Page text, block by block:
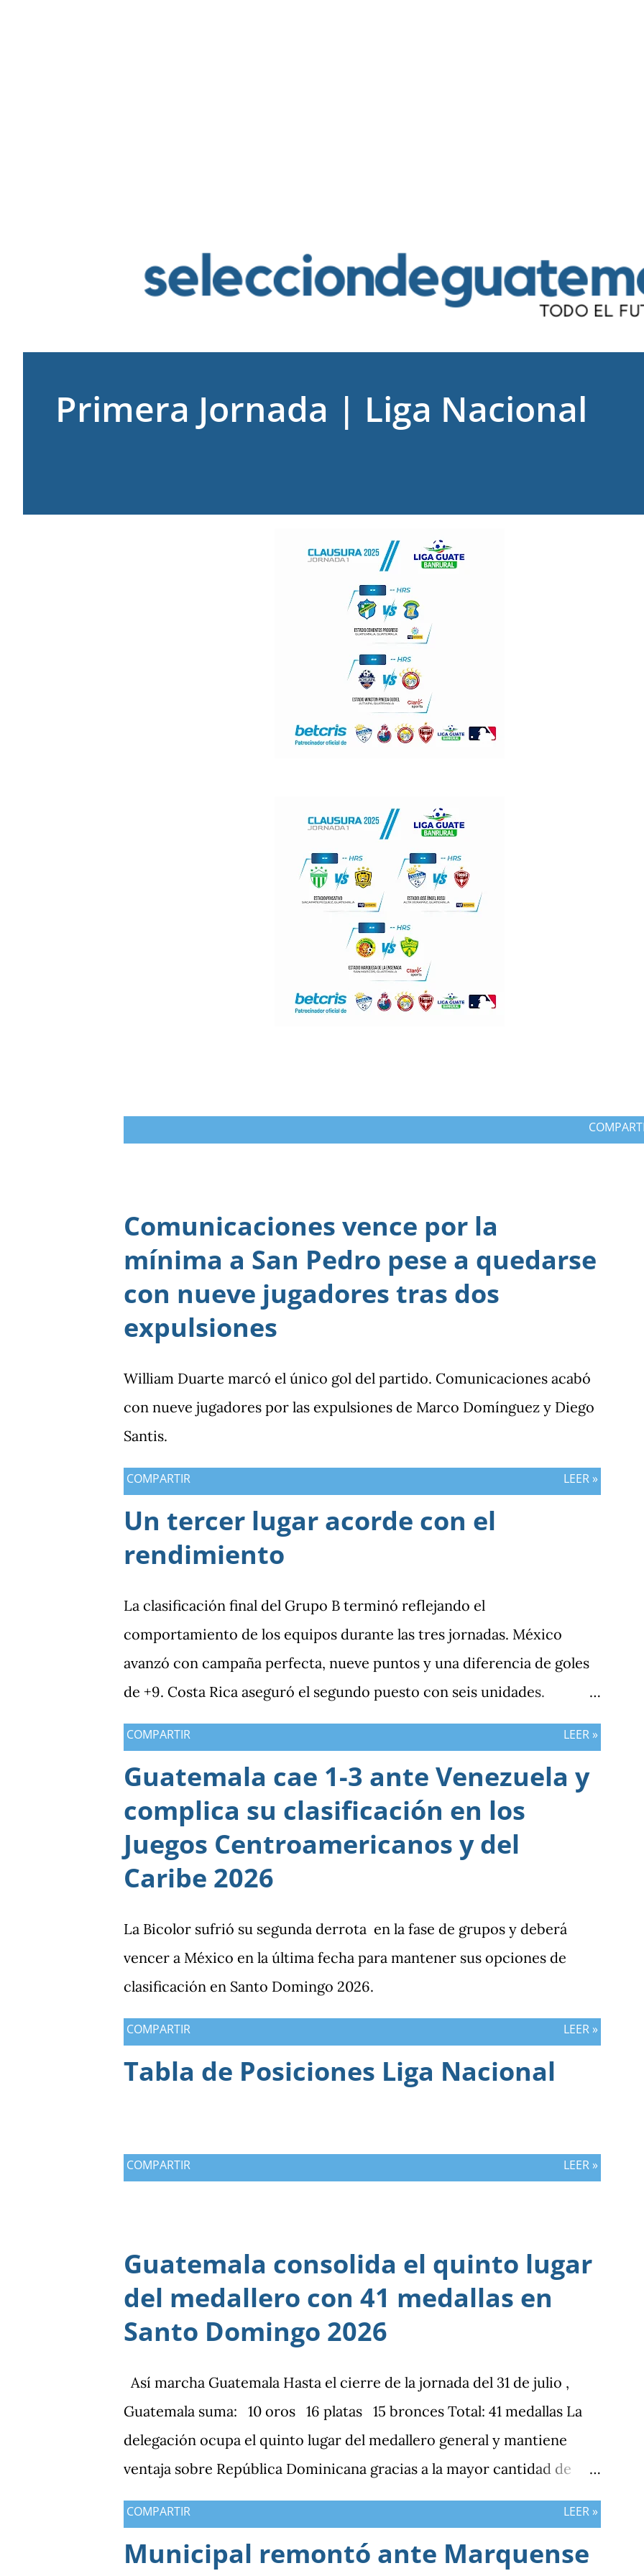
Primera Jornada | Liga Nacional
Comunicaciones vence por la
mínima a San Pedro pese a quedarse
con nueve jugadores tras dos
expulsiones
William Duarte marcó el único gol del partido. Comunicaciones acabó
con nueve jugadores por las expulsiones de Marco Domínguez y Diego
Santis.
COMPARTIR LEER »
Un tercer lugar acorde con el
rendimiento
La clasificación final del Grupo B terminó reflejando el
comportamiento de los equipos durante las tres jornadas. México
avanzó con campaña perfecta, nueve puntos y una diferencia de goles
de +9. Costa Rica aseguró el segundo puesto con seis unidades.
Guatemala finalizó tercera con tres puntos y diferencia de -1, mientras
Antigua y Barbuda cerró sin sumar. ¿Por qué Guatemala terminó
tercera y dependió de otros resultados? Porque el equipo solo
consiguió imponer condiciones frente al rival más débil del grupo. En
los dos partidos que definían la clasificación fue superado en posesión,
producción ofensiva y generación de ocasiones de gol. La goleada
frente a México terminó siendo la consecuencia más visible de una
diferencia que ya se había manifestado ante Costa Rica y que obligó a la
Bicolor a llegar a la última jornada pendiente de otros resultados,
particularmente del de Honduras vs. Panamá.
COMPARTIR LEER »
Guatemala cae 1-3 ante Venezuela y
complica su clasificación en los
Juegos Centroamericanos y del
Caribe 2026
La Bicolor sufrió su segunda derrota en la fase de grupos y deberá
vencer a México en la última fecha para mantener sus opciones de
clasificación en Santo Domingo 2026.
COMPARTIR LEER »
Tabla de Posiciones Liga Nacional
COMPARTIR LEER »
Guatemala consolida el quinto lugar
del medallero con 41 medallas en
Santo Domingo 2026
Así marcha Guatemala Hasta el cierre de la jornada del 31 de julio ,
Guatemala suma: 10 oros 16 platas 15 bronces Total: 41 medallas La
delegación ocupa el quinto lugar del medallero general y mantiene
ventaja sobre República Dominicana gracias a la mayor cantidad de
medallas de plata, aunque ambos países registran el mismo número de
oros (10).
COMPARTIR LEER »
Municipal remontó ante Marquense